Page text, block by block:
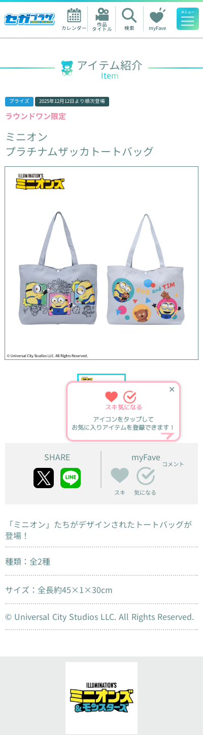
カレンダー 作品
タイトル 検索 myFave
人気ワード
アイテム紹介
Item
プライズ 2025年12月12日 より順次登場
ラウンドワン限定
ミニオン
プラチナムザッカトートバッグ
✕
スキ気になる
アイコンをタップして
お気に入りアイテムを登録できます！
SHARE myFave
スキ 気になる
コメント
「ミニオン」たちがデザインされたトートバッグが
登場！
種類：全2種
サイズ：全長約45×1×30cm
© Universal City Studios LLC. All Rights Reserved.